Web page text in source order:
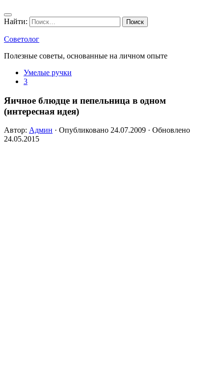
Найти:
Советолог
Полезные советы, основанные на личном опыте
Умелые ручки
3
Яичное блюдце и пепельница в одном
(интересная идея)
Автор: Админ · Опубликовано 24.07.2009 · Обновлено
24.05.2015